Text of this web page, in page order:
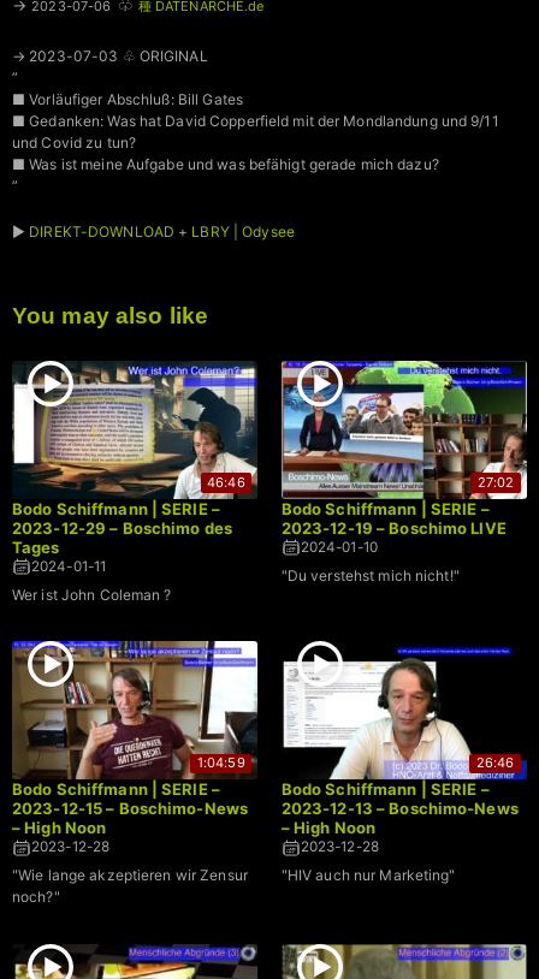
→ 2023-07-06 種 DATENARCHE.de
→ 2023-07-03 ♧ ORIGINAL
”
■ Vorläufiger Abschluß: Bill Gates
■ Gedanken: Was hat David Copperfield mit der Mondlandung und 9/11
und Covid zu tun?
■ Was ist meine Aufgabe und was befähigt gerade mich dazu?
”
► DIREKT-DOWNLOAD + LBRY | Odysee
You may also like
46:46
Bodo Schiffmann | SERIE –
2023-12-29 – Boschimo des
Tages
2024-01-11
Wer ist John Coleman ?
27:02
Bodo Schiffmann | SERIE –
2023-12-19 – Boschimo LIVE
2024-01-10
"Du verstehst mich nicht!"
1:04:59
Bodo Schiffmann | SERIE –
2023-12-15 – Boschimo-News
– High Noon
2023-12-28
"Wie lange akzeptieren wir Zensur
noch?"
26:46
Bodo Schiffmann | SERIE –
2023-12-13 – Boschimo-News
– High Noon
2023-12-28
"HIV auch nur Marketing"